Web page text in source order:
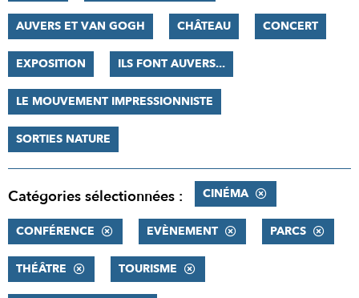
AUVERS ET VAN GOGH CHÂTEAU CONCERT
EXPOSITION ILS FONT AUVERS...
LE MOUVEMENT IMPRESSIONNISTE
SORTIES NATURE
Catégories sélectionnées : CINÉMA
CONFÉRENCE EVÈNEMENT PARCS
THÉÂTRE TOURISME